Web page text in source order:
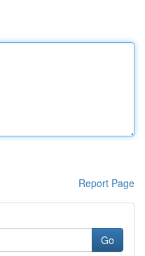
Report Page
Go